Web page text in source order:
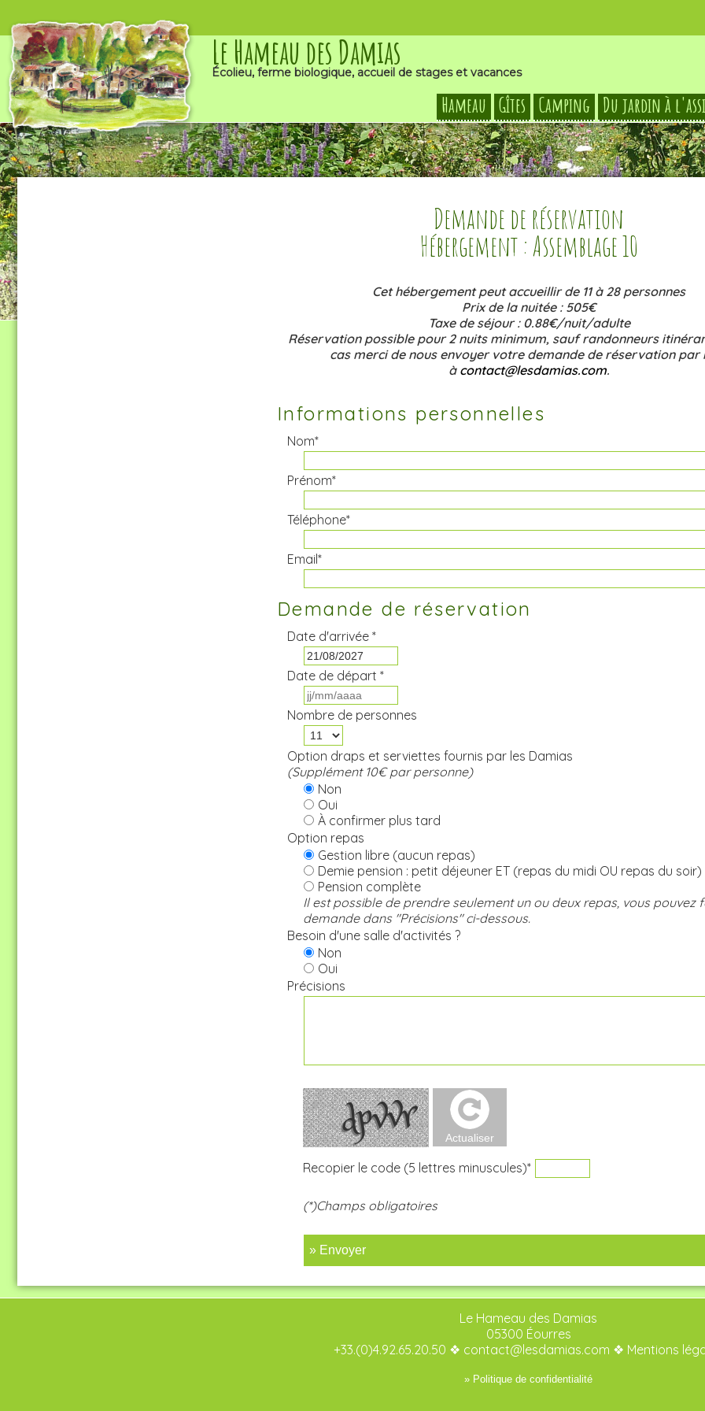
Le Hameau des Damias
Écolieu, ferme biologique, accueil de stages et vacances
Hameau Gîtes Camping Du jardin à
Demande de réservation
Hébergement : Assemblage 10
Cet hébergement peut accueillir de 11 à 28 personnes
Prix de la nuitée : 505€
Taxe de séjour : 0.88€/nuit/adulte
Réservation possible pour 2 nuits minimum, sauf randonneurs
cas merci de nous envoyer votre demande de réservation par
à contact@lesdamias.com.
Informations personnelles
Nom*
Prénom*
Téléphone*
Email*
Demande de réservation
Date d'arrivée *
Date de départ *
Nombre de personnes
Option draps et serviettes fournis par les Damias
(Supplément 10€ par personne)
Non
Oui
À confirmer plus tard
Option repas
Gestion libre (aucun repas)
Demie pension : petit déjeuner ET (repas du midi OU repas du soir)
Pension complète
Il est possible de prendre seulement un ou deux repas, vous pouvez
demande dans "Précisions" ci-dessous.
Besoin d'une salle d'activités ?
Non
Oui
Précisions
Recopier le code (5 lettres minuscules)*
(*)Champs obligatoires
» Envoyer
Le Hameau des Damias
05300 Éourres
+33.(0)4.92.65.20.50 ❖ contact@lesdamias.com ❖ Mentions
» Politique de confidentialité